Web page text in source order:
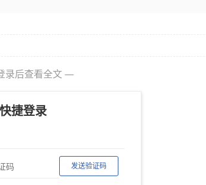
录后查看全文 —
快捷登录
发送验证码